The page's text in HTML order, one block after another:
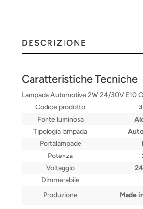
DESCRIZIONE
Caratteristiche Tecniche
Lampada Automotive 2W 24/30V E10
Codice prodotto
Fonte luminosa
Tipologia lampada
Portalampade
Potenza
Voltaggio
Dimmerabile
Produzione
Made